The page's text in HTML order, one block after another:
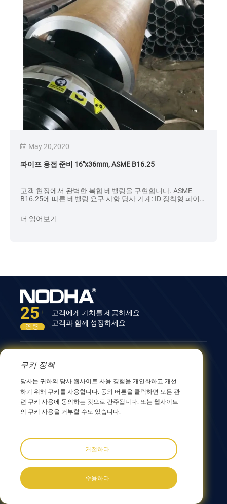
May 20,2020
파이프 용접 준비 16″x36mm, ASME B16.25
고객 현장에서 완벽한 복합 베벨링을 구현합니다. ASME
B16.25에 따른 베벨링 요구 사항 당사 기계: ID 장착형 파이
더 읽어보기
25 +
연령
고객에게 가치를 제공하세요
고객과 함께 성장하세요
문의하기
12nd Building, No.9 Xingyang Road, Wuxi 214082,
JiangSu, China
0086 510 8580 8562
0086 152 5144 1199
우리를 따르세요:
사이트
쿠키 정책
당사는 귀하의 당사 웹사이트 사용 경험을 개인화하고 개선
하기 위해 쿠키를 사용합니다. 동의 버튼을 클릭하면 모든 관
련 쿠키 사용에 동의하는 것으로 간주됩니다. 또는 웹사이트
의 쿠키 사용을 거부할 수도 있습니다.
거절하다
수용하다